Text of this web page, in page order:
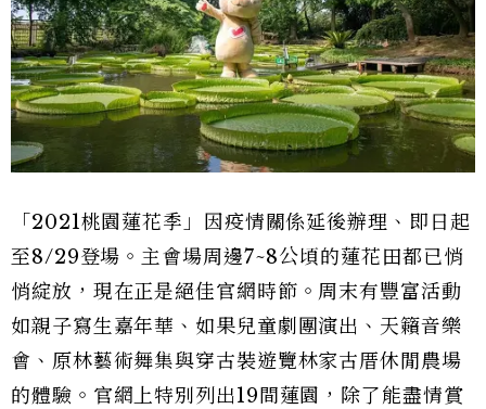
「2021桃園蓮花季」因疫情關係延後辦理、即日起
至8/29登場。主會場周邊7~8公頃的蓮花田都已悄
悄綻放，現在正是絕佳官網時節。周末有豐富活動
如親子寫生嘉年華、如果兒童劇團演出、天籟音樂
會、原林藝術舞集與穿古裝遊覽林家古厝休閒農場
的體驗。官網上特別列出19間蓮園，除了能盡情賞